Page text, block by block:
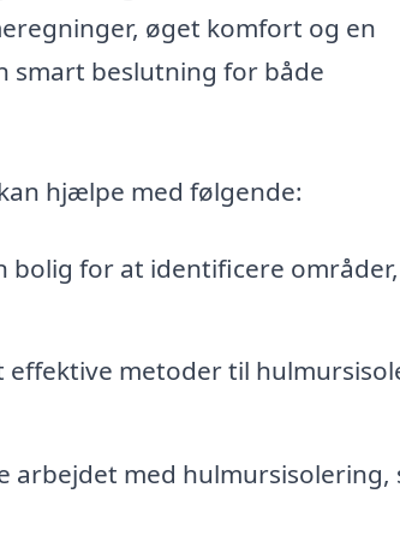
øget komfort og en
smart beslutning for både
hjælpe med følgende:
bolig for at identificere
effektive metoder til
arbejdet med hulmursisolering,